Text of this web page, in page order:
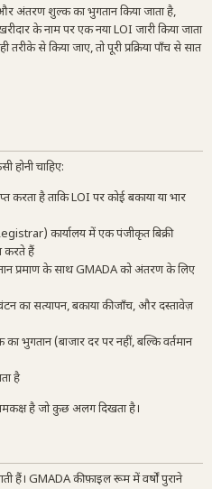
अंतरण शुल्क का भुगतान किया जाता है,
के नाम पर एक नया LOI जारी किया जाता
से किया जाए, तो पूरी प्रक्रिया पाँच से सात
होनी चाहिए:
करता है ताकि LOI पर कोई बकाया या भार
कार्यालय में एक पंजीकृत बिक्री
करते हैं
प्रमाण के साथ GMADA को अंतरण के लिए
का सत्यापन, बकाया की जाँच, और दस्तावेज़
(बाजार दर पर नहीं, बल्कि वर्तमान
है
है जो कुछ अलग दिखता है।
हैं। GMADA की फ़ाइल रूम में वर्षों पुराने